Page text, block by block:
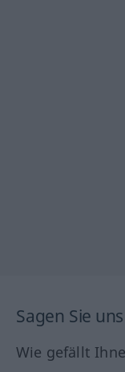
Sagen Sie
Wie gefällt